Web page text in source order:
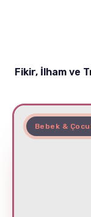
Fikir, İlham ve
Bebek &